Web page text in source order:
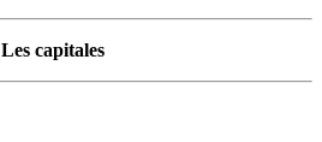
Les capitales